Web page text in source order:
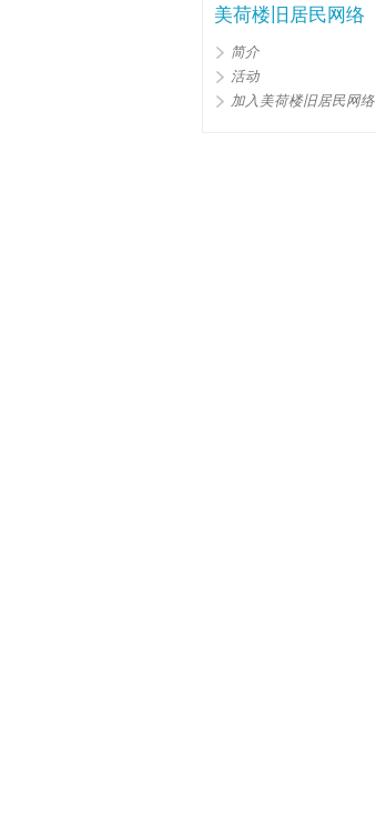
美荷楼旧居民网络
简介
活动
加入美荷楼旧居民网络